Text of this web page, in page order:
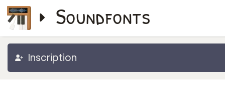
Soundfonts
Inscription